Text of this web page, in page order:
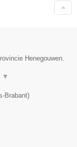
Henegouwen.
▼
Brabant)